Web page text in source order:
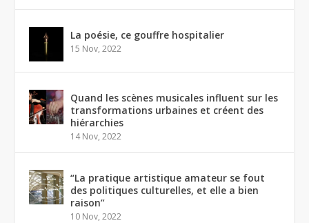
La poésie, ce gouffre hospitalier
15 Nov, 2022
Quand les scènes musicales influent sur les
transformations urbaines et créent des
hiérarchies
14 Nov, 2022
“La pratique artistique amateur se fout
des politiques culturelles, et elle a bien
raison”
10 Nov, 2022